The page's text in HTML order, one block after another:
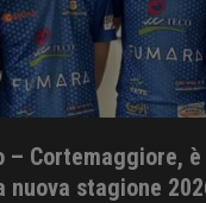
– Cortemaggiore,
nuova stagione